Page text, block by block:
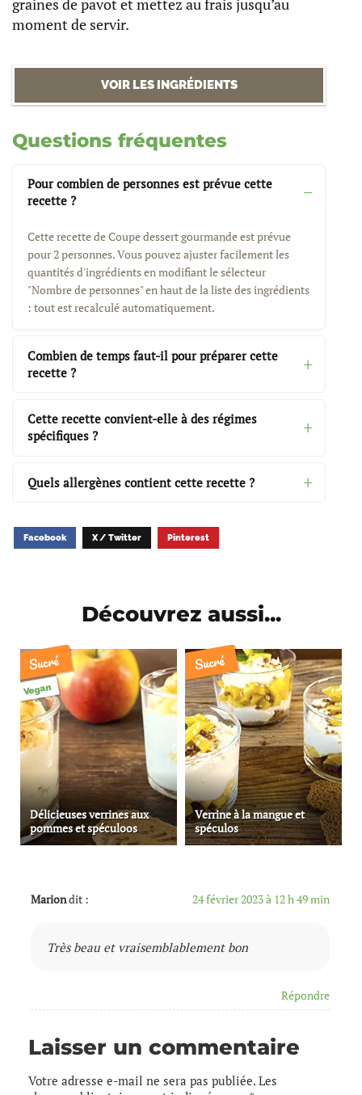
graines de pavot et mettez au frais jusqu’au
moment de servir.
VOIR LES INGRÉDIENTS
Questions fréquentes
Pour combien de personnes est prévue cette
recette ?
Cette recette de Coupe dessert gourmande est prévue
pour 2 personnes. Vous pouvez ajuster facilement les
quantités d'ingrédients en modifiant le sélecteur
"Nombre de personnes" en haut de la liste des ingrédients
: tout est recalculé automatiquement.
Combien de temps faut-il pour préparer cette
recette ?
Cette recette convient-elle à des régimes
spécifiques ?
Quels allergènes contient cette recette ?
Facebook X / Twitter Pinterest
Découvrez aussi...
Sucré
Vegan
Délicieuses verrines aux
pommes et spéculoos
Sucré
Verrine à la mangue et
spéculos
Mariondit : 24 février 2023 à 12 h 49 min
Très beau et vraisemblablement bon
Répondre
Laisser un commentaire
Votre adresse e-mail ne sera pas publiée. Les